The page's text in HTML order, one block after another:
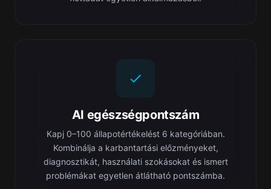
AI egészségpontszám
Kapj 0–100 állapotértékelést 6 kategóriában.
Kombinálja a karbantartási előzményeket,
diagnosztikát, használati szokásokat és ismert
problémákat egyetlen átlátható pontszámba.